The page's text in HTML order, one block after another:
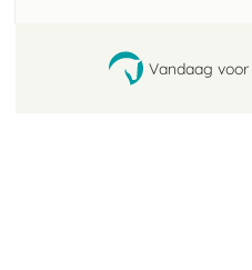
Vandaag voor